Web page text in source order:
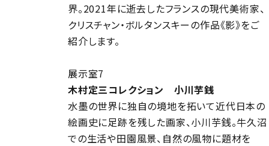
界。2021年に逝去したフランスの現代美術家、
クリスチャン・ボルタンスキーの作品《影》をご
紹介します。
展示室7
木村定三コレクション 小川芋銭
水墨の世界に独自の境地を拓いて近代日本の
絵画史に足跡を残した画家、小川芋銭。牛久沼
での生活や田園風景、自然の風物に題材を